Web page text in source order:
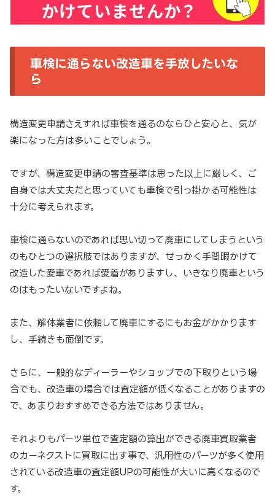
車検に通らない改造車を手放したいな
ら
構造変更申請さえすれば車検を通るのならひと安心と、気が
楽になった方は多いことでしょう。
ですが、構造変更申請の審査基準は思った以上に厳しく、ご
自身では大丈夫だと思っていても車検で引っ掛かる可能性は
十分に考えられます。
車検に通らないのであれば思い切って廃車にしてしまうという
のもひとつの選択肢ではありますが、せっかく手間暇かけて
改造した愛車であれば愛着がありますし、いきなり廃車という
のはもったいないですよね。
また、解体業者に依頼して廃車にするにもお金がかかります
し、手続きも面倒です。
さらに、一般的なディーラーやショップでの下取りという場
合でも、改造車の場合では査定額が低くなることがありますの
で、あまりおすすめできる方法ではありません。
それよりもパーツ単位で査定額の算出ができる廃車買取業者
のカーネクストに買取に出す事で、汎用性のパーツが多く使用
されている改造車の査定額UPの可能性が大いに高くなるので
す。